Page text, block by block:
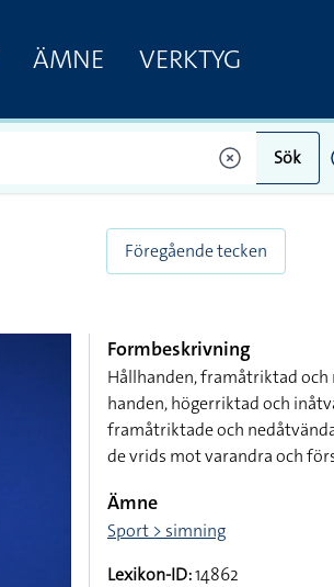
ÄMNE VERKTYG
Sök
Föregående tecken
Formbeskrivning
Hållhanden, framåtriktad
handen, högerriktad och
framåtriktade och
de vrids mot varandra och
Ämne
Sport > simning
Lexikon-ID:14862